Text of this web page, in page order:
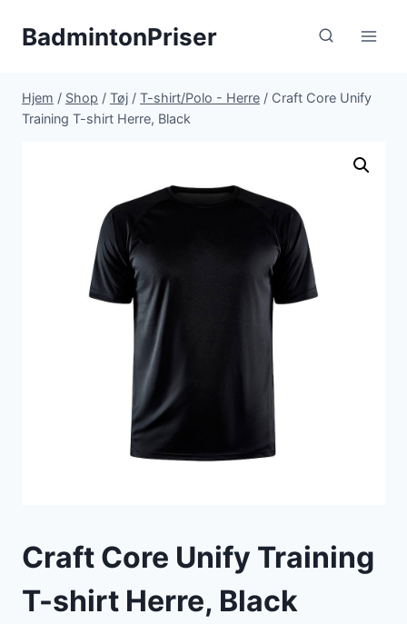
BadmintonPriser
Hjem / Shop / Tøj / T-shirt/Polo - Herre / Craft Core Unify
Training T-shirt Herre, Black
Craft Core Unify Training
T-shirt Herre, Black